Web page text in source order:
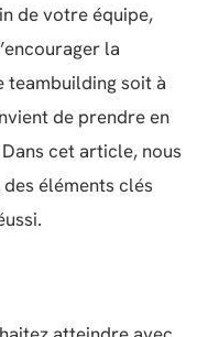
de votre équipe,
la
soit à
de prendre en
cet article, nous
éléments clés